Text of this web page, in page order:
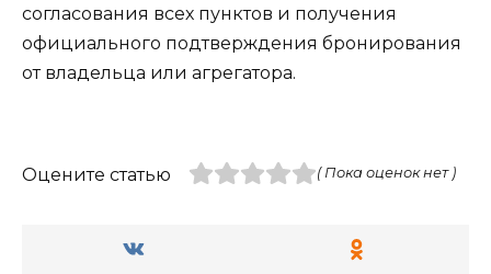
согласования всех пунктов и получения
официального подтверждения бронирования
от владельца или агрегатора.
Оцените статью ( Пока оценок нет )